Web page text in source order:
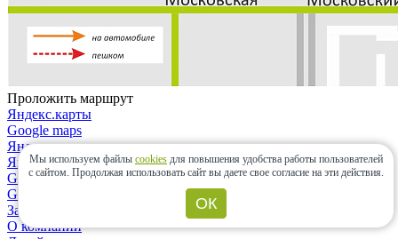
Проложить маршрут
Яндекс.карты
Google maps
Яндекс.карты
Яндекс.навигатор
Google maps
Google maps
Закрыть
О компании
Мы используем файлы cookies для повышения удобства работы пользователей
с сайтом. Продолжая использовать сайт вы даете свое согласие на эти действия.
ОК